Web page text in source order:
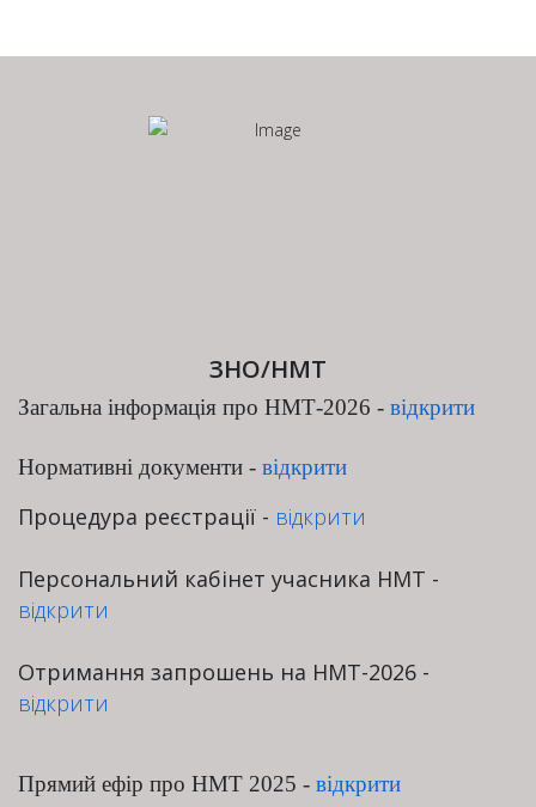
ЗНО/НМТ
Загальна інформація про НМТ-2026 - відкрити
Нормативні документи - відкрити
Процедура реєстрації - відкрити
Персональний кабінет учасника НМТ -
відкрити
Отримання запрошень на НМТ-2026 -
відкрити
Прямий ефір про НМТ 2025 - відкрити